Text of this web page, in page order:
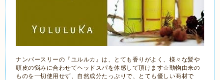
ナンバースリーの『ユルルカ』は、とても香りがよく、様々な髪や
頭皮の悩みに合わせてヘッドスパを体感して頂けます☆動物由来の
ものを一切使用せず、自然成分たっぷりで、とても優しい商材で